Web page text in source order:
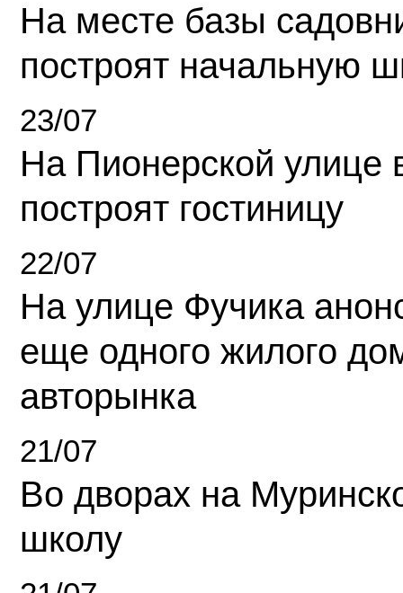
На месте базы
построят начальную
23/07
На Пионерской улице
построят гостиницу
22/07
На улице Фучика
еще одного жилого
авторынка
21/07
Во дворах на
школу